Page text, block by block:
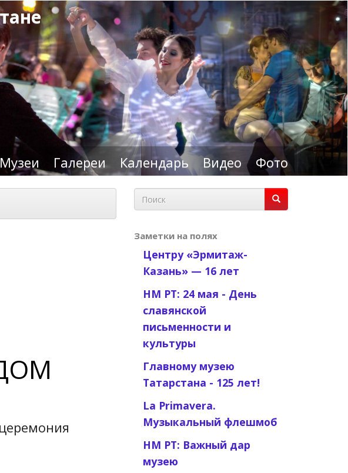
Музеи Галереи Календарь Видео Фото
Форма
Заметки на полях
Центру «Эрмитаж-
Казань» — 16 лет
НМ РТ: 24 мая - День
славянской
письменности и
культуры
Главному музею
Татарстана - 125 лет!
La Primavera.
Музыкальный флешмоб
НМ РТ: Важный дар
музею